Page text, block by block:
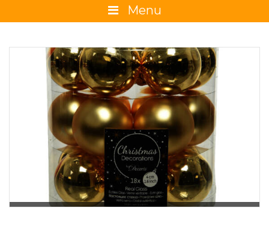
Menu
La boutique
Promotions et évènements
Conseils
Glossaire
Calendrier horticole
Emplois
Service à la clientèle